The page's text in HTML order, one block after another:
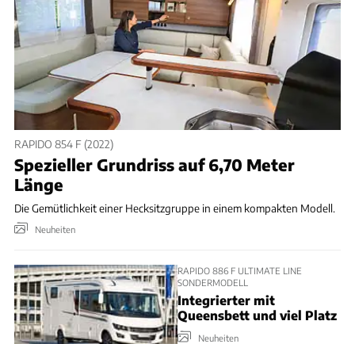
RAPIDO 854 F (2022)
Spezieller Grundriss auf 6,70 Meter
Länge
Die Gemütlichkeit einer Hecksitzgruppe in einem kompakten Modell.
Neuheiten
RAPIDO 886 F ULTIMATE LINE
SONDERMODELL
Integrierter mit
Queensbett und viel Platz
Neuheiten